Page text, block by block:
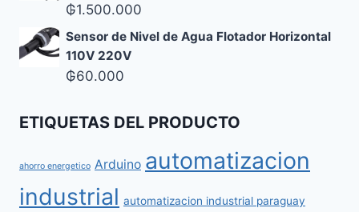
₲1.500.000
Sensor de Nivel de Agua Flotador Horizontal
110V 220V
₲60.000
ETIQUETAS DEL PRODUCTO
ahorro energetico Arduino automatizacion
industrial automatizacion industrial paraguay